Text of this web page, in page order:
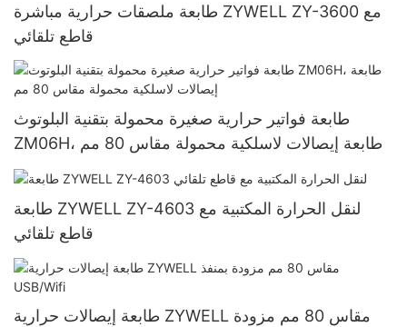
طابعة ملصقات حرارية مباشرة ZYWELL ZY-3600 مع
قاطع تلقائي
طابعة فواتير حرارية صغيرة محمولة بتقنية البلوتوث
ZM06H، طابعة إيصالات لاسلكية محمولة مقاس 80 مم
طابعة ZYWELL ZY-4603 لنقل الحرارة المكتبية مع
قاطع تلقائي
طابعة إيصالات حرارية ZYWELL مقاس 80 مم مزودة